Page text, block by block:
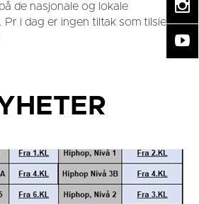
de nasjonale og lokale
Pr i dag er ingen tiltak som tilsier at